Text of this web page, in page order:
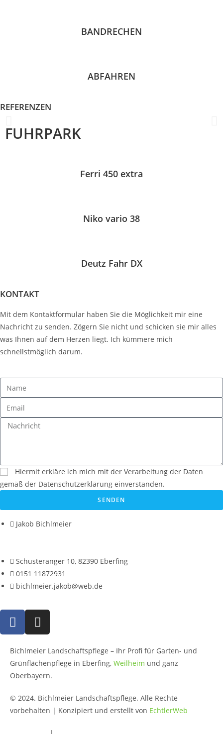
BANDRECHEN
ABFAHREN
REFERENZEN
FUHRPARK
Ferri 450 extra
Niko vario 38
Deutz Fahr DX
KONTAKT
Mit dem Kontaktformular haben Sie die Möglichkeit mir eine
Nachricht zu senden. Zögern Sie nicht und schicken sie mir alles
was Ihnen auf dem Herzen liegt. Ich kümmere mich
schnellstmöglich darum.
Hiermit erkläre ich mich mit der Verarbeitung der Daten
gemäß der Datenschutzerklärung einverstanden.
SENDEN
Jakob Bichlmeier
Schusteranger 10, 82390 Eberfing
0151 11872931
bichlmeier.jakob@web.de
Bichlmeier Landschaftspflege – Ihr Profi für Garten- und
Grünflächenpflege in Eberfing, Weilheim und ganz
Oberbayern.
© 2024. Bichlmeier Landschaftspflege. Alle Rechte
vorbehalten | Konzipiert und erstellt von EchtlerWeb